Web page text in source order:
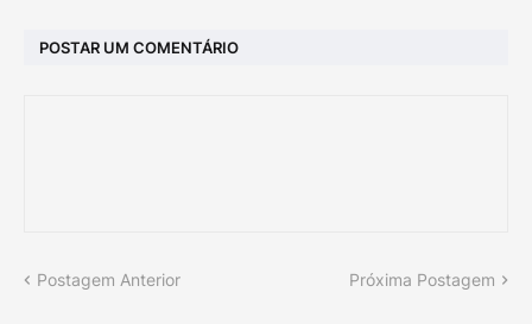
POSTAR UM COMENTÁRIO
Postagem Anterior Próxima Postagem